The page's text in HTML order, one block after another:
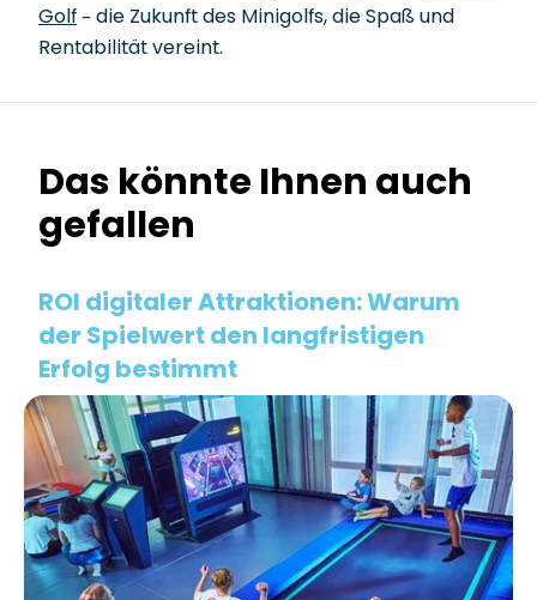
Golf– die Zukunft des Minigolfs, die Spaß und
Rentabilität vereint.
Das könnte Ihnen auch
gefallen
ROI digitaler Attraktionen: Warum
der Spielwert den langfristigen
Erfolg bestimmt